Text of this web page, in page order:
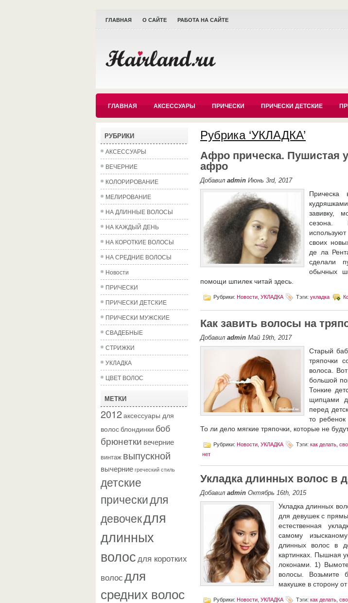
ГЛАВНАЯ О САЙТЕ РАБОТА НА САЙТЕ
ГЛАВНАЯ АКСЕССУАРЫ ПРИЧЕСКИ ПРИЧЕСКИ ДЕТСКИЕ
РУБРИКИ
АКСЕССУАРЫ
ВЕЧЕРНИЕ
КОЛОРИРОВАНИЕ
МЕЛИРОВАНИЕ
НА ДЛИННЫЕ ВОЛОСЫ
НА КАЖДЫЙ ДЕНЬ
НА КОРОТКИЕ ВОЛОСЫ
НА СРЕДНИЕ ВОЛОСЫ
Новости
ПРИЧЕСКИ
ПРИЧЕСКИ ДЕТСКИЕ
ПРИЧЕСКИ МУЖСКИЕ
СВАДЕБНЫЕ
СТРИЖКИ
УКЛАДКА
ЦВЕТ ВОЛОС
МЕТКИ
2012аксессуары для
волосблондинки боб
брюнетки вечерние
винтаж выпускной
вычерние греческий стиль
детские
прическидля
девочекдля
длинных
волосдля коротких
волосдля
средних волос
Рубрика ‘УКЛАДКА’
Афро прическа. Пушистая
афро
Добавил admin Июнь 3rd, 2017
завивку,
сезона.
своих
де ла
сделали
обычных
помощи шпилек читай здесь.
Рубрики: Новости УКЛАДКА Тэги: укладка
Как завить волосы на
Добавил admin Май 19th, 2017
Старый
тряпочки
волоса.
большой
Тонкие
щипцами
перед
то
То ли дело мягкие тряпочки, которые не
Рубрики: Новости УКЛАДКА Тэги: как делать
нет
Укладка длинных волос в
Добавил admin Октябрь 16th, 2015
Укладка длинных
для девушек с
естественная
самому
длинных волос в
картинках. Пышная
локонами. 1)
волосы. Возьмите
макушке в сторону
Рубрики: Новости УКЛАДКА Тэги: как делать